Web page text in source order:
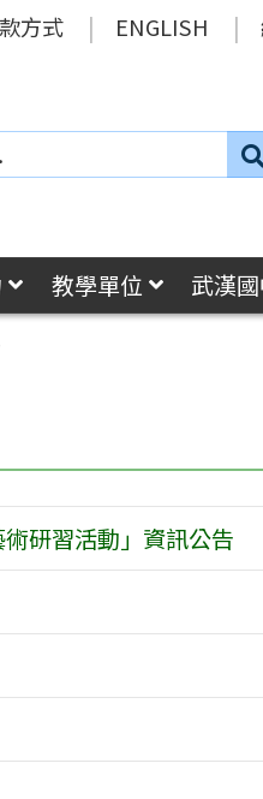
方式 ENGLISH
教學單位 武漢
研習活動」資訊公告